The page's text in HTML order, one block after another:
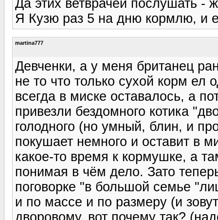
Да этих ветврачей послушать -
Я Кузю раз 5 на дню кормлю, и
martina777
Девченки, а у меня британец
не то что только сухой корм
всегда в миске оставалось, а
привезли бездомного котика
голодного (но умный, блин, и
покушает немного и оставит в
какое-то время к кормушке, а
понимая в чём дело. Зато
поговорке "в большой семье
и по массе и по размеру (и
дворовому, вот почему так?